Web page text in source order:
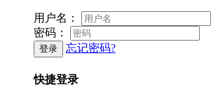
用户名：
密码：
登录 忘记密码?
快捷登录